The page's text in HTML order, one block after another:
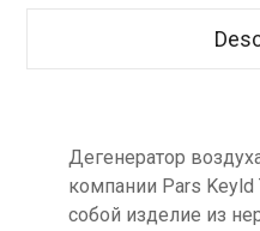
Дегенератор
компании Pars Keyld
собой изделие из